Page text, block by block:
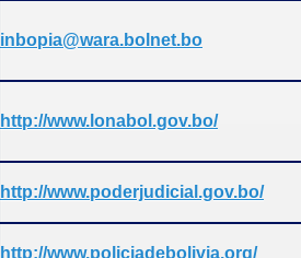
inbopia@wara.bolnet.bo
http://www.lonabol.gov.bo/
http://www.poderjudicial.gov.bo/
http://www.policiadebolivia.org/